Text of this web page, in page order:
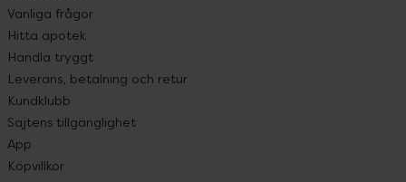
Vanliga frågor
Hitta apotek
Handla tryggt
Leverans, betalning och retur
Kundklubb
Sajtens tillgänglighet
App
Köpvillkor